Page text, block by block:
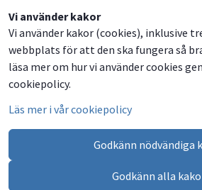
Vi använder kakor
Vi använder kakor (cookies), inklusive
webbplats för att den ska fungera så
läsa mer om hur vi använder cookies
cookiepolicy.
Läs mer i vår cookiepolicy
Godkänn nödvändiga
Godkänn alla
Dela
på
Facebook
Dela
på
Twitter
Dela
på
LinkedIn
Dela
via
email